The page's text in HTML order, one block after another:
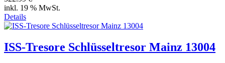
inkl. 19 % MwSt.
Details
ISS-Tresore Schlüsseltresor Mainz 13004